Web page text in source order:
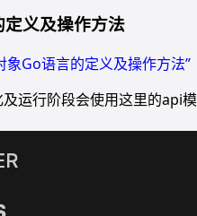
义及操作方法
Go语言的定义及操作方法”
运行阶段会使用这里的api模